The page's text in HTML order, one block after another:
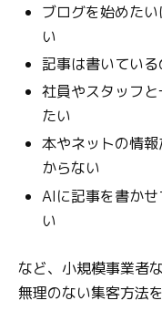
ブログを始めた
い
記事は書いてい
社員やスタッフ
たい
本やネットの情
からない
AIに記事を書か
い
など、小規模事業者
無理のない集客方法